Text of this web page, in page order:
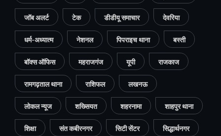
जॉब अलर्ट टेक डीडीयू समाचार देवरिया
धर्म-अध्यात्म नेशनल पिपराइच थाना बस्ती
बॉक्स ऑफिस महराजगंज यूपी राजकाज
रामगढ़ताल थाना राशिफल लखनऊ
लोकल न्यूज शख्सियत शहरनामा शाहपुर थाना
शिक्षा संत कबीरनगर सिटी सेंटर सिद्धार्थनगर